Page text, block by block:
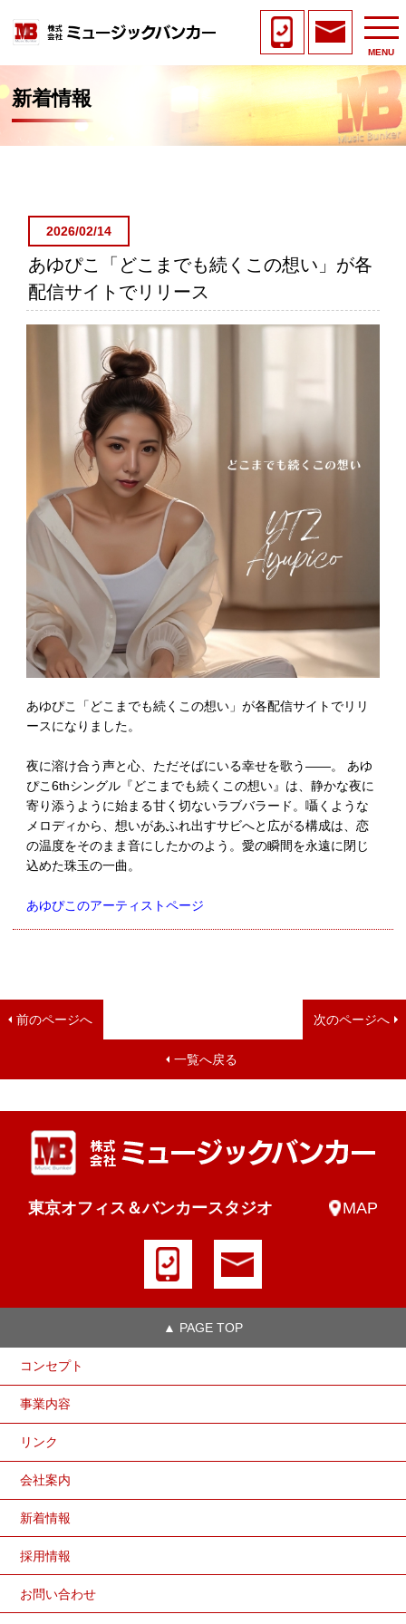
MENU
新着情報
2026/02/14
あゆぴこ「どこまでも続くこの想い」が各
配信サイトでリリース
あゆぴこ「どこまでも続くこの想い」が各配信サイトでリリ
ースになりました。
夜に溶け合う声と心、ただそばにいる幸せを歌う――。 あゆ
ぴこ6thシングル『どこまでも続くこの想い』は、静かな夜に
寄り添うように始まる甘く切ないラブバラード。囁くような
メロディから、想いがあふれ出すサビへと広がる構成は、恋
の温度をそのまま音にしたかのよう。愛の瞬間を永遠に閉じ
込めた珠玉の一曲。
あゆぴこのアーティストページ
前のページへ 次のページへ
一覧へ戻る
東京オフィス＆バンカースタジオ MAP
▲ PAGE TOP
コンセプト
事業内容
リンク
会社案内
新着情報
採用情報
お問い合わせ